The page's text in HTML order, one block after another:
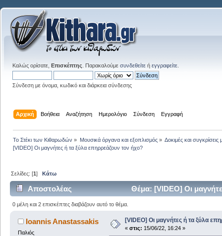
Καλώς ορίσατε, Επισκέπτης . Παρακαλούμε συνδεθείτε ή εγγραφείτε
Σύνδεση με όνομα, κωδικό και διάρκεια σύνδεσης
Αρχική Βοήθεια Αναζήτηση Ημερολόγιο Σύνδεση Εγγραφή
Το Στέκι των Κιθαρωδών » Μουσικά όργανα και εξοπλισμός» Δοκιμές και
[VIDEO] Οι μαγνήτες ή τα ξύλα επηρρεάζουν τον ήχο?
Σελίδες: [1]Κάτω
Αποστολέας Θέμα: [VIDEO] Οι
0 μέλη και 2 επισκέπτες διαβάζουν αυτό το θέμα.
Ioannis Anastassakis
Παλιός
[VIDEO] Οι μαγνήτες ή τα ξύλα
« στις: 15/06/22, 16:24 »